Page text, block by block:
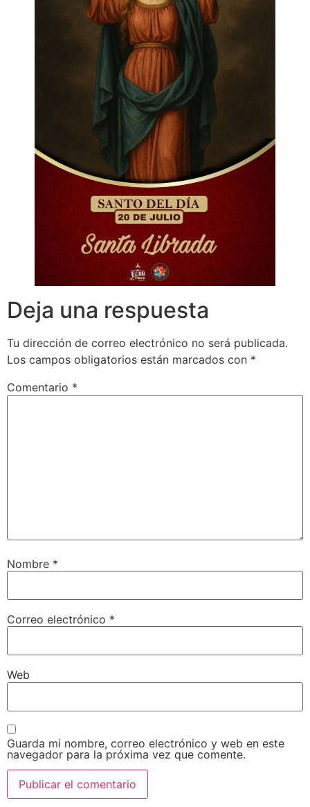
Deja una respuesta
Tu dirección de correo electrónico no será publicada.
Los campos obligatorios están marcados con *
Comentario *
Nombre *
Correo electrónico *
Web
Guarda mi nombre, correo electrónico y web en este
navegador para la próxima vez que comente.